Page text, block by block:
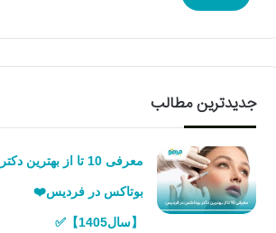
جدیدترین مطالب
معرفی 10 تا از بهترین دکتر
بوتاکس در فردیس❤️
【سال1405】✅